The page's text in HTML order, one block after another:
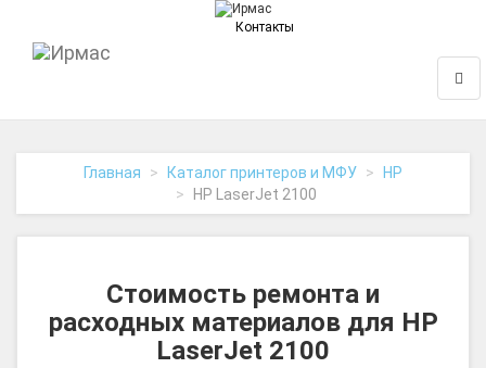
Контакты
Главная Каталог принтеров и МФУ
HP
HP LaserJet 2100
Стоимость ремонта и
расходных материалов для HP
LaserJet 2100